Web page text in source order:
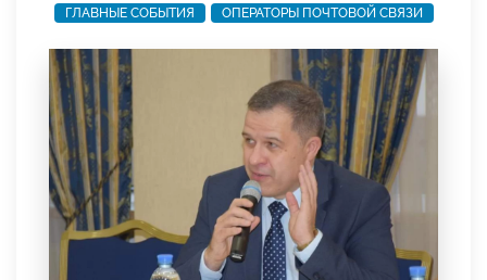
ГЛАВНЫЕ СОБЫТИЯ ОПЕРАТОРЫ ПОЧТОВОЙ СВЯЗИ